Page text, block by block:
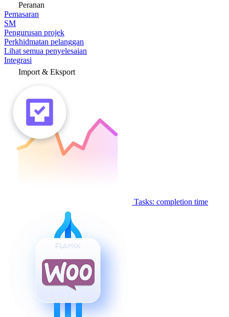
Peranan
Pemasaran
SM
Pengurusan projek
Perkhidmatan pelanggan
Lihat semua penyelesaian
Integrasi
Import & Eksport
Tasks: completion time